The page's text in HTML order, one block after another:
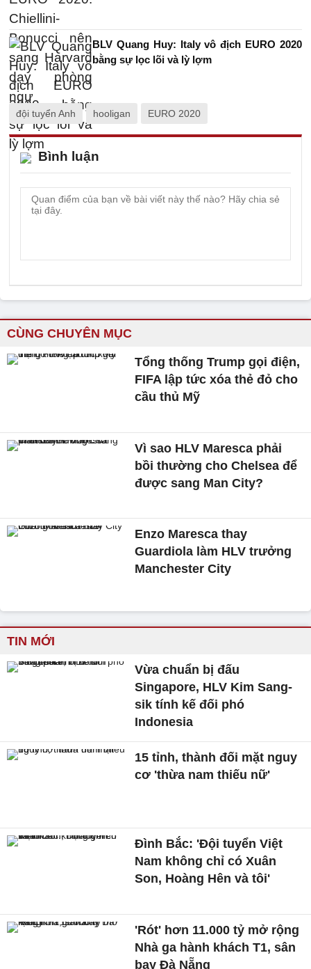
BLV Quang Huy: Italy vô địch EURO 2020
bằng sự lọc lõi và lỳ lợm
đội tuyển Anh hooligan EURO 2020
Bình luận
CÙNG CHUYÊN MỤC
Tổng thống Trump gọi điện,
FIFA lập tức xóa thẻ đỏ cho
cầu thủ Mỹ
Vì sao HLV Maresca phải
bồi thường cho Chelsea để
được sang Man City?
Enzo Maresca thay
Guardiola làm HLV trưởng
Manchester City
TIN MỚI
Vừa chuẩn bị đấu
Singapore, HLV Kim Sang-
sik tính kế đối phó
Indonesia
15 tỉnh, thành đối mặt nguy
cơ 'thừa nam thiếu nữ'
Đình Bắc: 'Đội tuyển Việt
Nam không chỉ có Xuân
Son, Hoàng Hên và tôi'
'Rót' hơn 11.000 tỷ mở rộng
Nhà ga hành khách T1, sân
bay Đà Nẵng